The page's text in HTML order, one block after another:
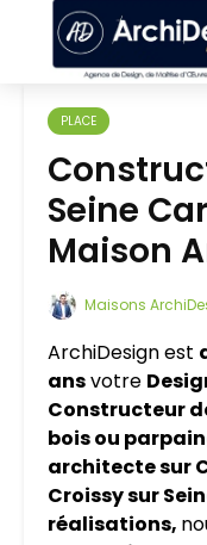
PLACE
Seine
Maison
Maisons
ArchiDesign est
ansvotre
Constructeur
bois ou
architecte sur
Croissy sur
réalisations,